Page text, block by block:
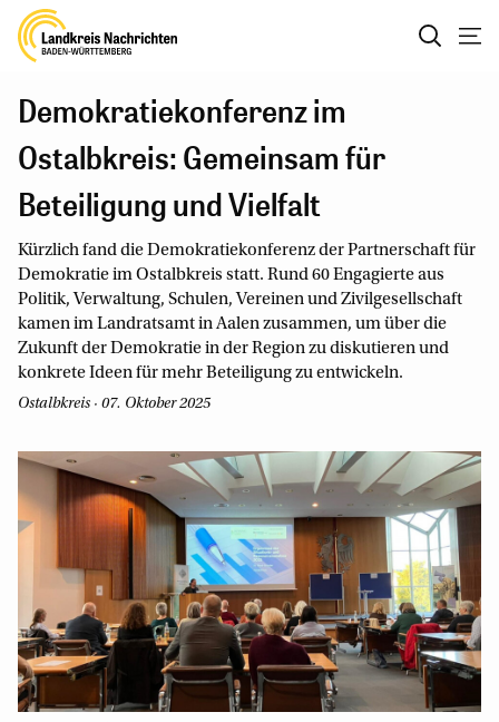
Demokratiekonferenz im
Ostalbkreis: Gemeinsam für
Beteiligung und Vielfalt
Kürzlich fand die Demokratiekonferenz der Partnerschaft für
Demokratie im Ostalbkreis statt. Rund 60 Engagierte aus
Politik, Verwaltung, Schulen, Vereinen und Zivilgesellschaft
kamen im Landratsamt in Aalen zusammen, um über die
Zukunft der Demokratie in der Region zu diskutieren und
konkrete Ideen für mehr Beteiligung zu entwickeln.
Ostalbkreis · 07. Oktober 2025